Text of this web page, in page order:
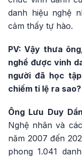
danh hiệu nghệ
cảm thấy tự hào.
PV: Vậy thưa
nghề được vinh
người đã học
chiếm tỉ lệ ra sao?
Ông Lưu Duy Dần
Nghệ nhân và
năm 2007 đến
phong 1.041